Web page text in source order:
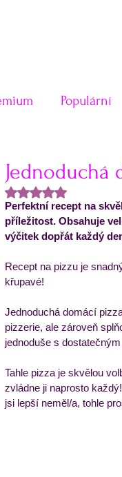
Populární
Valentýn
jídelníček
Jednoduchá
Hodnoceno NaN z 5
Perfektní recept na
příležitost. Obsahuje
výčitek dopřát každý
Recept na pizzu je
křupavé!
Jednoduchá domácí
pizzerie, ale zároveň
jednoduše s
Tahle pizza je skvělou
zvládne ji naprosto
jsi lepší neměl/a, tohle